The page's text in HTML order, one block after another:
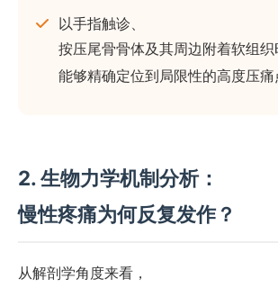
以手指触诊、
按压尾骨骨体及其周边附着软组织
能够精确定位到局限性的高度压痛
2. 生物力学机制分析：
慢性疼痛为何反复发作？
从解剖学角度来看，